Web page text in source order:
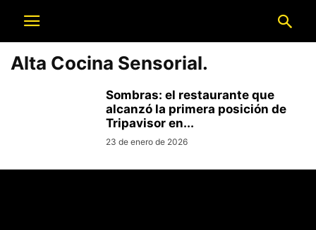
Alta Cocina Sensorial.
Sombras: el restaurante que
alcanzó la primera posición de
Tripavisor en...
23 de enero de 2026